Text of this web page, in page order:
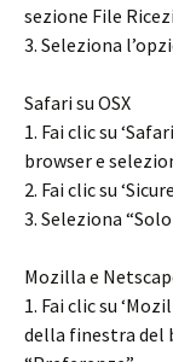
sezione File
3. Seleziona
Safari su OSX
1. Fai clic su
browser e
2. Fai clic su
3. Seleziona
Mozilla e
1. Fai clic su
della finestra del